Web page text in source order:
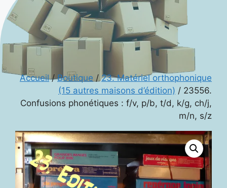
Accueil/Boutique /23. Matériel orthophonique
(15 autres maisons d’édition) / 23556.
Confusions phonétiques : f/v, p/b, t/d, k/g, ch/j,
m/n, s/z